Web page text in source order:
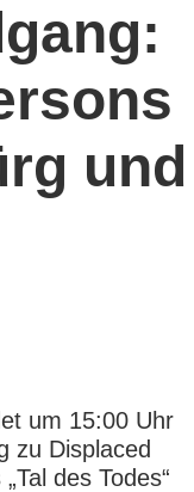
und
um 15:00 Uhr
zu Displaced
des Todes“